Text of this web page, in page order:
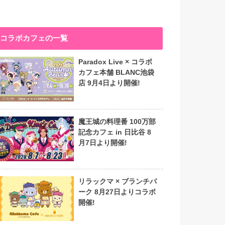
コラボカフェの一覧
Paradox Live × コラボ
カフェ本舗 BLANC池袋
店 9月4日より開催!
魔王城の料理番 100万部
記念カフェ in 日比谷 8
月7日より開催!
リラックマ × ブランチパ
ーク 8月27日よりコラボ
開催!